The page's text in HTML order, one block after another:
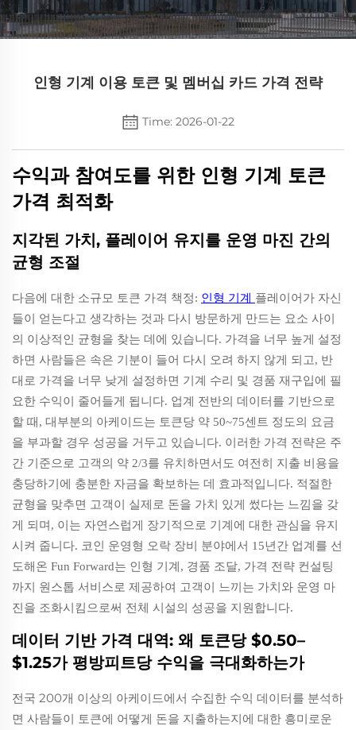
인형 기계 이용 토큰 및 멤버십 카드 가격 전략
Time: 2026-01-22
수익과 참여도를 위한 인형 기계 토큰
가격 최적화
지각된 가치, 플레이어 유지를 운영 마진 간의
균형 조절
다음에 대한 소규모 토큰 가격 책정: 인형 기계 플레이어가 자신
들이 얻는다고 생각하는 것과 다시 방문하게 만드는 요소 사이
의 이상적인 균형을 찾는 데에 있습니다. 가격을 너무 높게 설정
하면 사람들은 속은 기분이 들어 다시 오려 하지 않게 되고, 반
대로 가격을 너무 낮게 설정하면 기계 수리 및 경품 재구입에 필
요한 수익이 줄어들게 됩니다. 업계 전반의 데이터를 기반으로
할 때, 대부분의 아케이드는 토큰당 약 50~75센트 정도의 요금
을 부과할 경우 성공을 거두고 있습니다. 이러한 가격 전략은 주
간 기준으로 고객의 약 2/3를 유치하면서도 여전히 지출 비용을
충당하기에 충분한 자금을 확보하는 데 효과적입니다. 적절한
균형을 맞추면 고객이 실제로 돈을 가치 있게 썼다는 느낌을 갖
게 되며, 이는 자연스럽게 장기적으로 기계에 대한 관심을 유지
시켜 줍니다. 코인 운영형 오락 장비 분야에서 15년간 업계를 선
도해온 Fun Forward는 인형 기계, 경품 조달, 가격 전략 컨설팅
까지 원스톱 서비스로 제공하여 고객이 느끼는 가치와 운영 마
진을 조화시킴으로써 전체 시설의 성공을 지원합니다.
데이터 기반 가격 대역: 왜 토큰당 $0.50–
$1.25가 평방피트당 수익을 극대화하는가
전국 200개 이상의 아케이드에서 수집한 수익 데이터를 분석하
면 사람들이 토큰에 어떻게 돈을 지출하는지에 대한 흥미로운